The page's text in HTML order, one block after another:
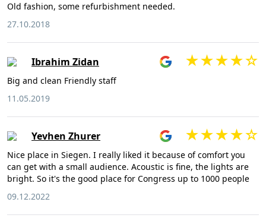
Old fashion, some refurbishment needed.
27.10.2018
Ibrahim Zidan
Big and clean Friendly staff
11.05.2019
Yevhen Zhurer
Nice place in Siegen. I really liked it because of comfort you
can get with a small audience. Acoustic is fine, the lights are
bright. So it's the good place for Congress up to 1000 people
09.12.2022